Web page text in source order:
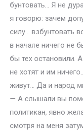
бунтовать… Я не
я говорю: зачем
силу… взбунтовать
в начале ничего не
бы тех остановили.
не хотят и им
живут… Да и народ
— А слышали вы
политикан, явно
смотря на меня